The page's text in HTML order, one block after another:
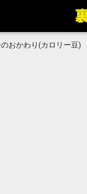
おかわり(カロリー豆)